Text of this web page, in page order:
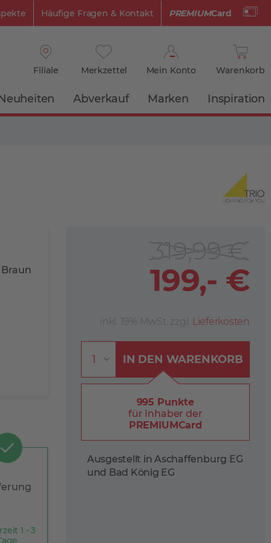
PREMIUMCard
Häufige Fragen & Kontakt
Filiale Merkzettel Mein Konto Warenkorb
Abverkauf Marken Inspiration
Braun
1 - 3
199,- €
inkl. 19% MwSt. zzgl. Lieferkosten
IN DEN WARENKORB
995 Punkte
für Inhaber der
PREMIUMCard
Ausgestellt in Aschaffenburg EG
und Bad König EG